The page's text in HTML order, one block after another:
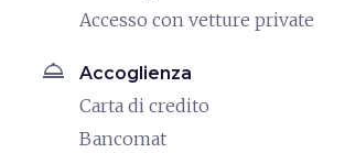
Accesso con vetture private
room_service Accoglienza
Carta di credito
Bancomat